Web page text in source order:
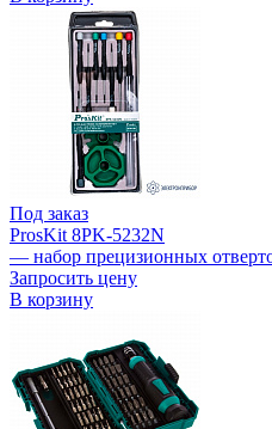
Под заказ
ProsKit 8PK-5232N
— набор прецизионных
Запросить цену
В корзину